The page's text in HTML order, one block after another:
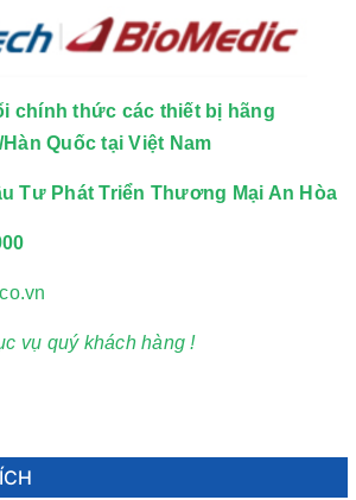
chính thức các thiết bị hãng
Quốc tại Việt Nam
Tư Phát Triển Thương Mại An Hòa
vụ quý khách hàng !